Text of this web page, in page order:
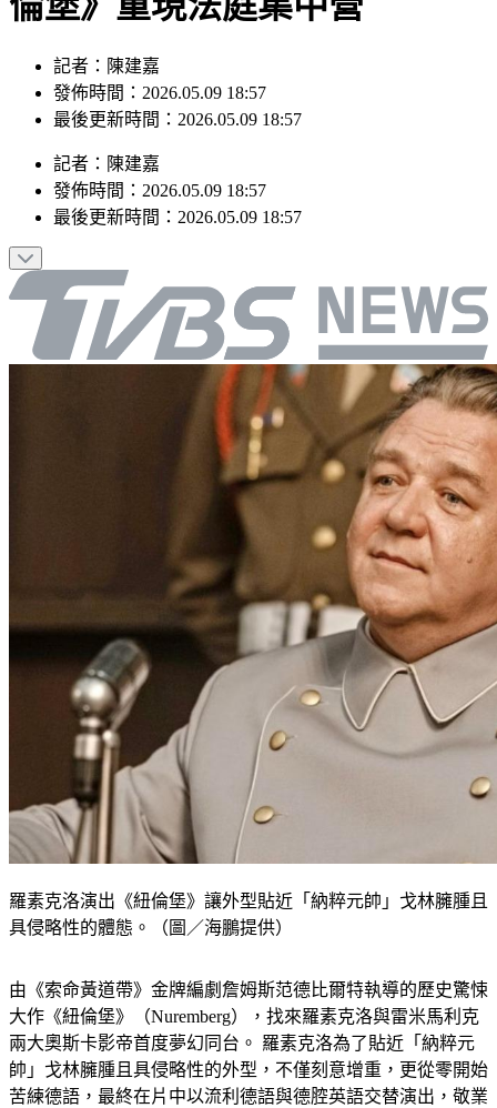
發佈時間：2026.05.09 18:57
最後更新時間：2026.05.09 18:57
發佈時間：2026.05.09 18:57
最後更新時間：2026.05.09 18:57
具侵略性的體態。（圖／海鵬提供）
大作《紐倫堡》（Nuremberg），找來羅素克洛與雷米馬利克
兩大奧斯卡影帝首度夢幻同台。 羅素克洛為了貼近「納粹元
帥」戈林臃腫且具侵略性的外型，不僅刻意增重，更從零開始
苦練德語，最終在片中以流利德語與德腔英語交替演出，敬業
程度引發國際影壇高度讚嘆。